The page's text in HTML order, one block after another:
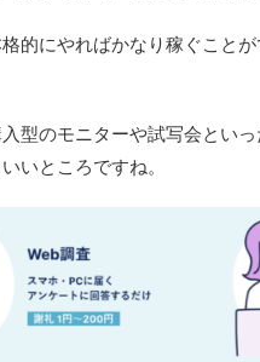
的にやればかなり稼ぐこと
型のモニターや試写会とい
いところですね。